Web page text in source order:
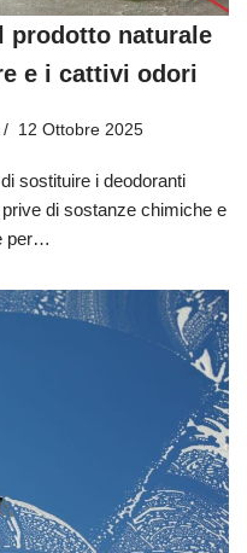
prodotto naturale
e i cattivi odori
12 Ottobre 2025
sostituire i deodoranti
di sostanze chimiche e
per…